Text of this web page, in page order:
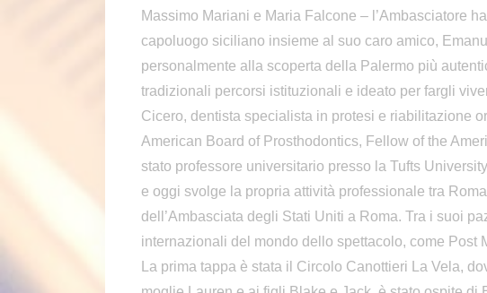
Massimo Mariani e Maria Falcone – l’Ambasciatore
capoluogo siciliano insieme al suo caro amico,
personalmente alla scoperta della Palermo più
tradizionali percorsi istituzionali e ideato per fargli
Cicero, dentista specialista in protesi e riabilitazione
American Board of Prosthodontics, Fellow of the
stato professore universitario presso la Tufts
e oggi svolge la propria attività professionale tra
dell’Ambasciata degli Stati Uniti a Roma. Tra i suoi
internazionali del mondo dello spettacolo, come Post
La prima tappa è stata il Circolo Canottieri La Vela,